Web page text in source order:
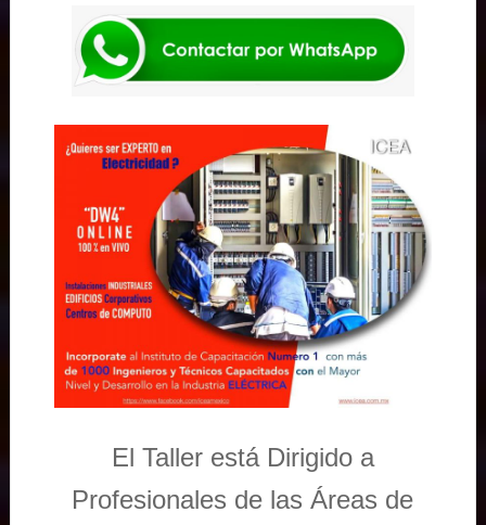
El Taller está Dirigido a
Profesionales de las Áreas de